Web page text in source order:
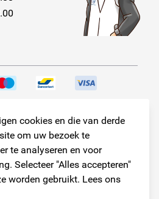
cookies en die van derde
om uw bezoek te
te analyseren en voor
Selecteer "Alles accepteren"
worden gebruikt. Lees ons
Volg ons!
Copyright 2026
rechten voorbehouden